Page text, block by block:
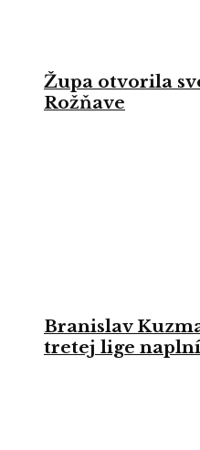
Župa otvorila
Rožňave
Branislav
tretej lige